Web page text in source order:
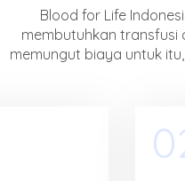
Blood for Life
membutuhkan transfusi
memungut biaya untuk